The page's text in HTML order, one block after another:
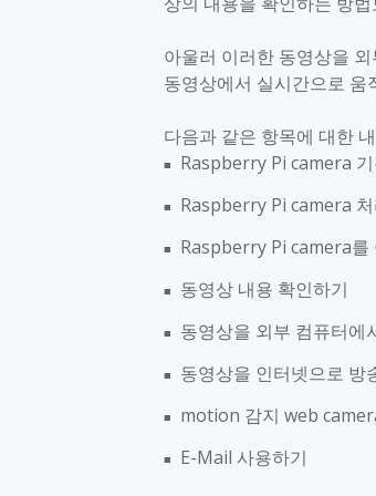
아울러 이러한 동영상을
동영상에서 실시간으로
다음과 같은 항목에 대한
■ Raspberry Pi camera
■ Raspberry Pi camera
■ Raspberry Pi camera를
■ 동영상 내용 확인하기
■ 동영상을 외부 컴퓨터에
■ 동영상을 인터넷으로 방
■ motion 감지 web
■ E-Mail 사용하기